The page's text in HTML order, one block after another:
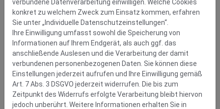
verbundene Datenverarbeitung einwilligen. Welche Cookies
konkret zu welchem Zweck zum Einsatz kommen, erfahren
Sie unter „Individuelle Datenschutzeinstellungen“.
Ihre Einwilligung umfasst sowohl die Speicherung von
Informationen auf Ihrem Endgerät, als auch ggf. das
anschließende Auslesen und die Verarbeitung der damit
verbundenen personenbezogenen Daten. Sie können diese
Einstellungen jederzeit aufrufen und Ihre Einwilligung gemäß
Art. 7 Abs. 3 DSGVO jederzeit widerrufen. Die bis zum
Zeitpunkt des Widerrufs erfolgte Verarbeitung bleibt hiervon
jedoch unberührt. Weitere Informationen erhalten Sie in